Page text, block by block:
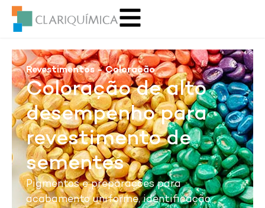
Revestimentos - Coloração
Coloração de alto
desempenho para
revestimento de
sementes
Pigmentos e preparações para
acabamento uniforme, identificação